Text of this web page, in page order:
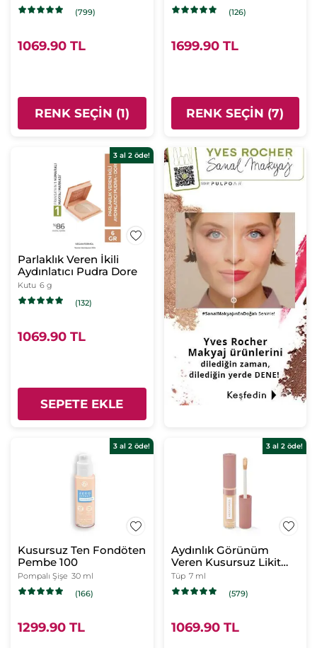
(799)
1069.90 TL
RENK SEÇIN (1)
(126)
1699.90 TL
RENK SEÇIN (7)
3 al 2 öde!
Parlaklık Veren İkili
Aydınlatıcı Pudra Dore
Kutu 6 g
(132)
1069.90 TL
SEPETE EKLE
3 al 2 öde!
Kusursuz Ten Fondöten
Pembe 100
Pompalı Şişe 30 ml
(166)
1299.90 TL
3 al 2 öde!
Aydınlık Görünüm
Veren Kusursuz Likit
Kapatıcı Pembe 100
Tüp 7 ml
(579)
1069.90 TL